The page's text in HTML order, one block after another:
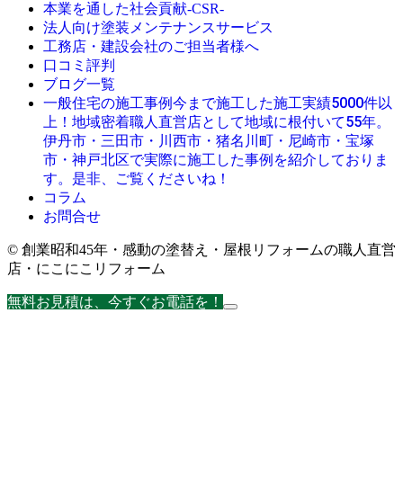
本業を通した社会貢献-CSR-
法人向け塗装メンテナンスサービス
工務店・建設会社のご担当者様へ
口コミ評判
ブログ一覧
一般住宅の施工事例今まで施工した施工実績5000件以
上！地域密着職人直営店として地域に根付いて55年。
伊丹市・三田市・川西市・猪名川町・尼崎市・宝塚
市・神戸北区で実際に施工した事例を紹介しておりま
す。是非、ご覧くださいね！
コラム
お問合せ
© 創業昭和45年・感動の塗替え・屋根リフォームの職人直営
店・にこにこリフォーム
無料お見積は、今すぐお電話を！